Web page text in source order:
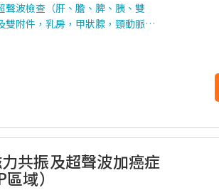
聲波檢查（肝、膽、脾、胰、雙
雙附件，乳房，甲狀腺，頸動脈…
共振及超聲波加癌症
域）